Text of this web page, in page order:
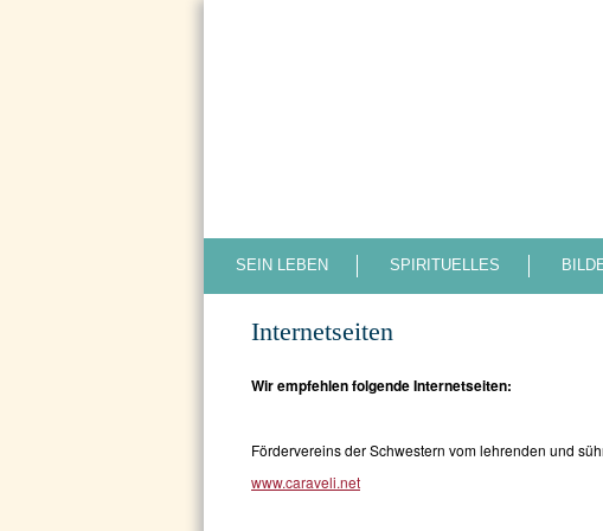
SEIN LEBEN SPIRITUELLES
Internetseiten
Wir empfehlen folgende Internetseiten:
Fördervereins der Schwestern vom lehrenden und
www.caraveli.net